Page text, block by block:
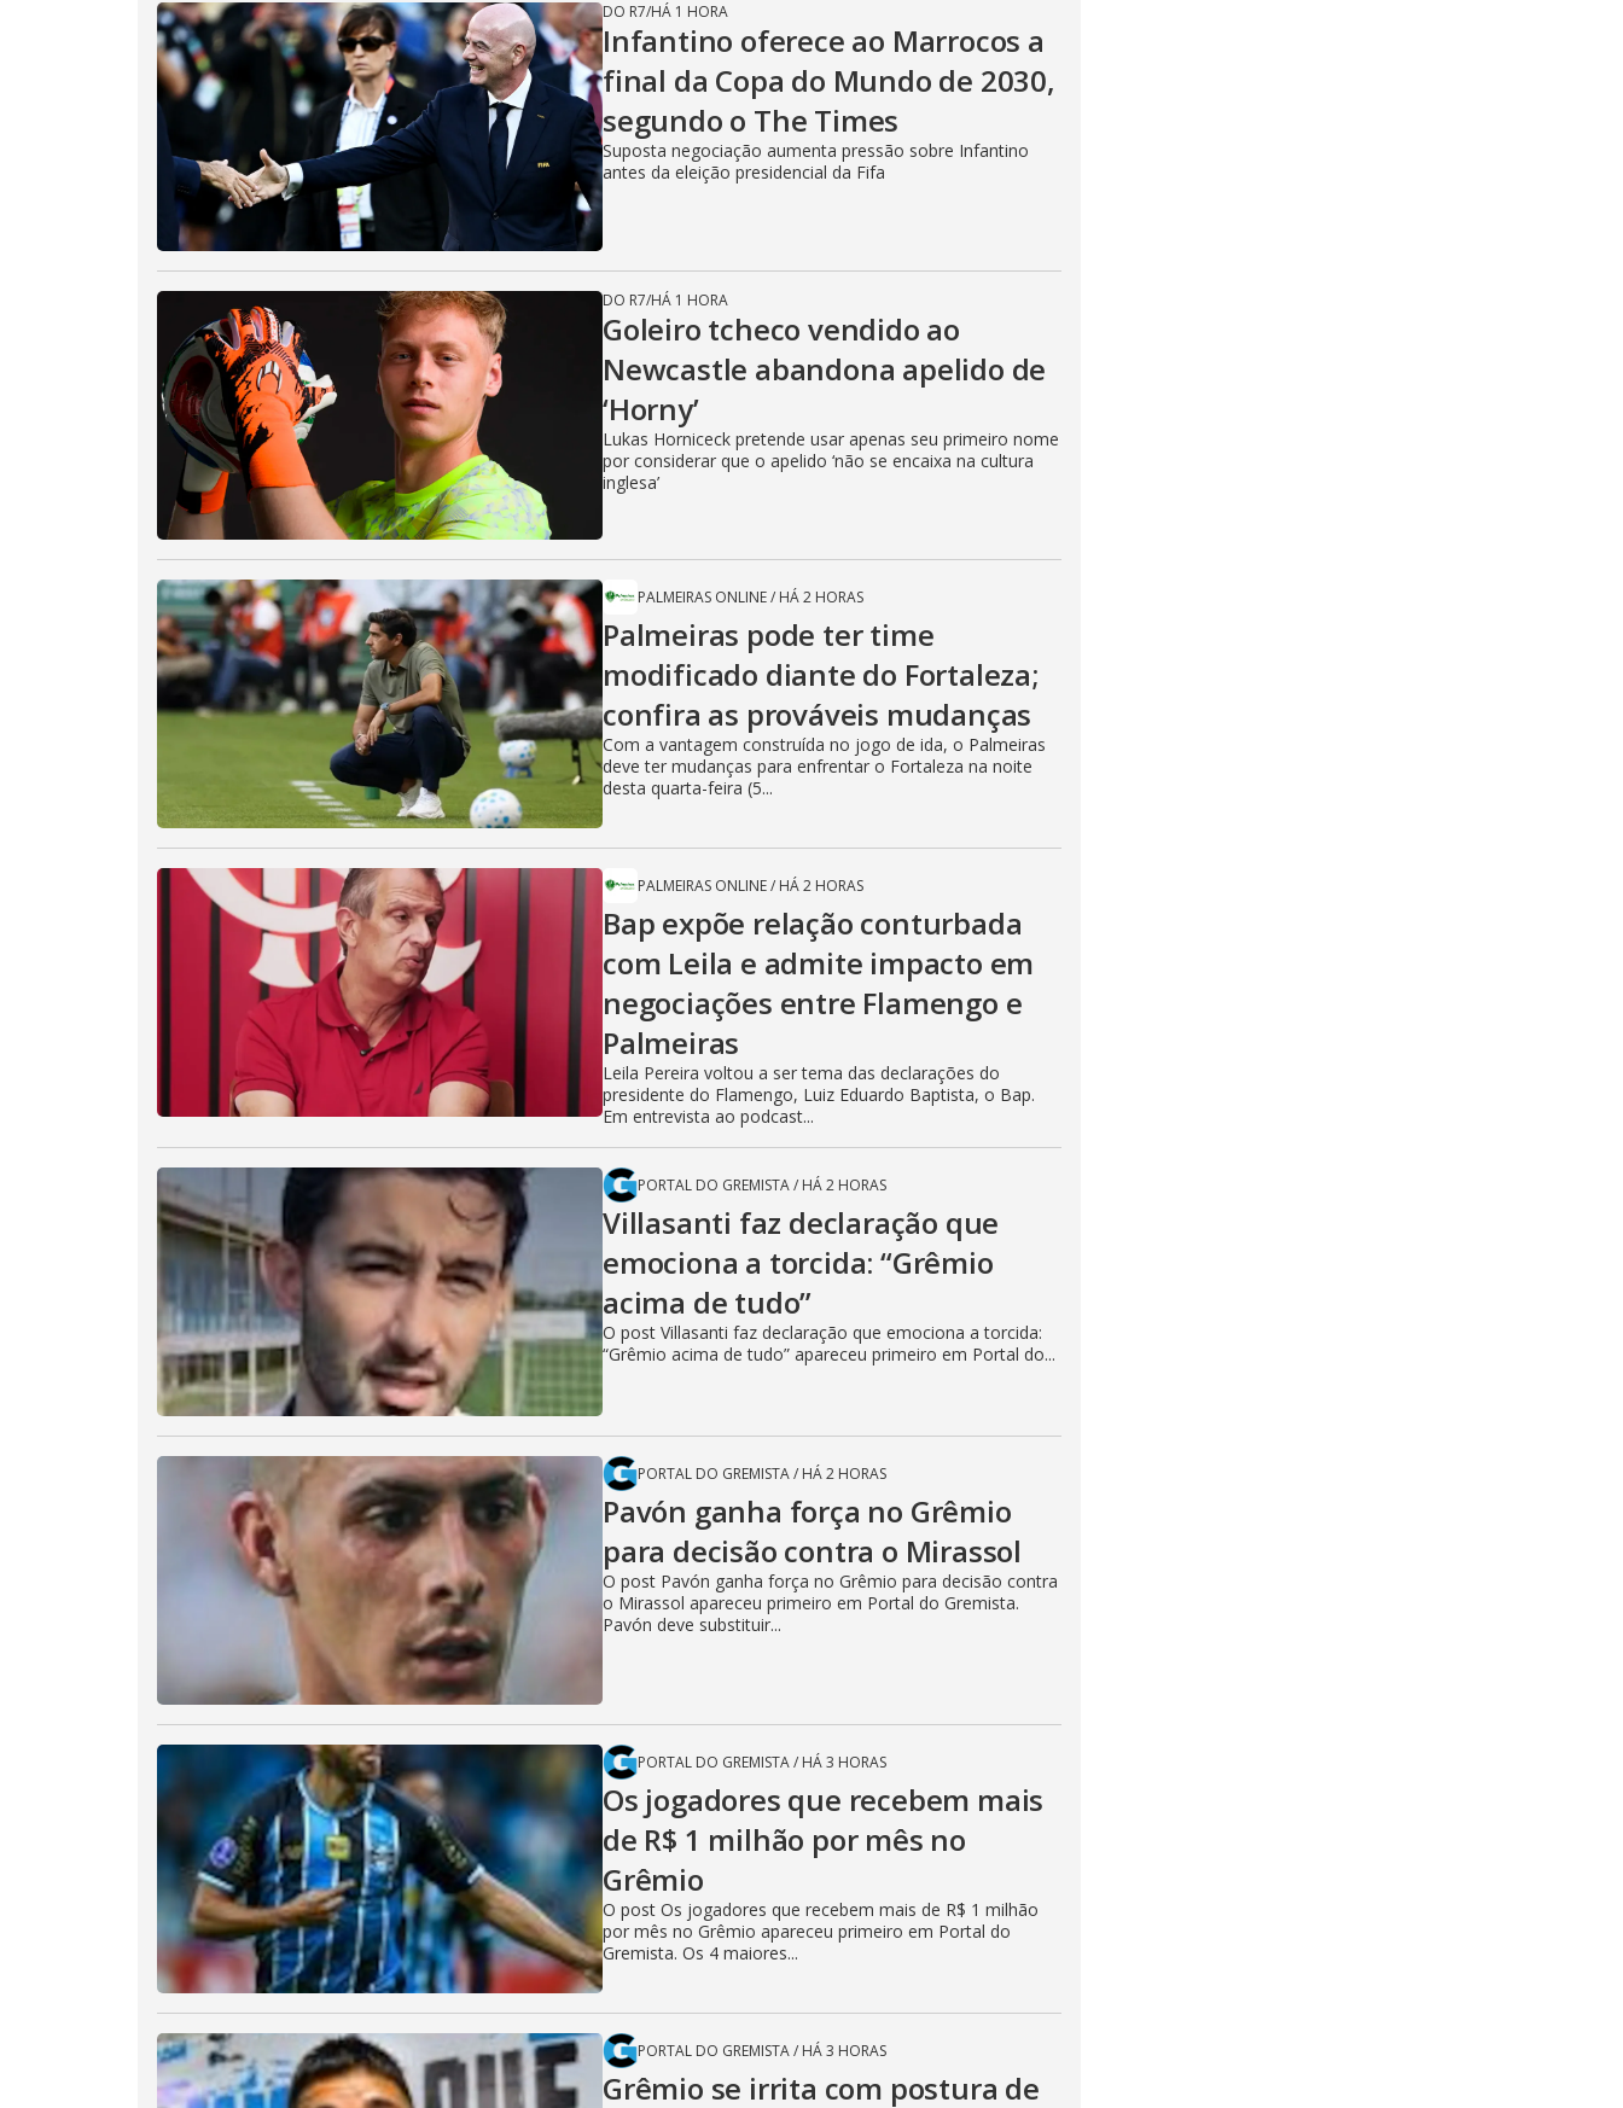
DO R7/HÁ 1 HORA
Infantino oferece ao Marrocos a
final da Copa do Mundo de 2030,
segundo o The Times
Suposta negociação aumenta pressão sobre Infantino
antes da eleição presidencial da Fifa
DO R7/HÁ 1 HORA
Goleiro tcheco vendido ao
Newcastle abandona apelido de
‘Horny’
Lukas Horniceck pretende usar apenas seu primeiro nome
por considerar que o apelido ‘não se encaixa na cultura
inglesa’
PALMEIRAS ONLINE/ HÁ 2 HORAS
Palmeiras pode ter time
modificado diante do Fortaleza;
confira as prováveis mudanças
Com a vantagem construída no jogo de ida, o Palmeiras
deve ter mudanças para enfrentar o Fortaleza na noite
desta quarta-feira (5...
PALMEIRAS ONLINE/ HÁ 2 HORAS
Bap expõe relação conturbada
com Leila e admite impacto em
negociações entre Flamengo e
Palmeiras
Leila Pereira voltou a ser tema das declarações do
presidente do Flamengo, Luiz Eduardo Baptista, o Bap.
Em entrevista ao podcast...
PORTAL DO GREMISTA/ HÁ 2 HORAS
Villasanti faz declaração que
emociona a torcida: “Grêmio
acima de tudo”
O post Villasanti faz declaração que emociona a torcida:
“Grêmio acima de tudo” apareceu primeiro em Portal do...
PORTAL DO GREMISTA/ HÁ 2 HORAS
Pavón ganha força no Grêmio
para decisão contra o Mirassol
O post Pavón ganha força no Grêmio para decisão contra
o Mirassol apareceu primeiro em Portal do Gremista.
Pavón deve substituir...
PORTAL DO GREMISTA/ HÁ 3 HORAS
Os jogadores que recebem mais
de R$ 1 milhão por mês no
Grêmio
O post Os jogadores que recebem mais de R$ 1 milhão
por mês no Grêmio apareceu primeiro em Portal do
Gremista. Os 4 maiores...
PORTAL DO GREMISTA/ HÁ 3 HORAS
Grêmio se irrita com postura de